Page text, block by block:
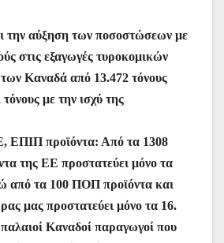
την αύξηση των ποσοστώσεων με
στις εξαγωγές τυροκομικών
Καναδά από 13.472 τόνους
με την ισχύ της
προϊόντα: Από τα 1308
της ΕΕ προστατεύει μόνο τα
από τα 100 ΠΟΠ προϊόντα και
μας προστατεύει μόνο τα 16.
Καναδοί παραγωγοί που